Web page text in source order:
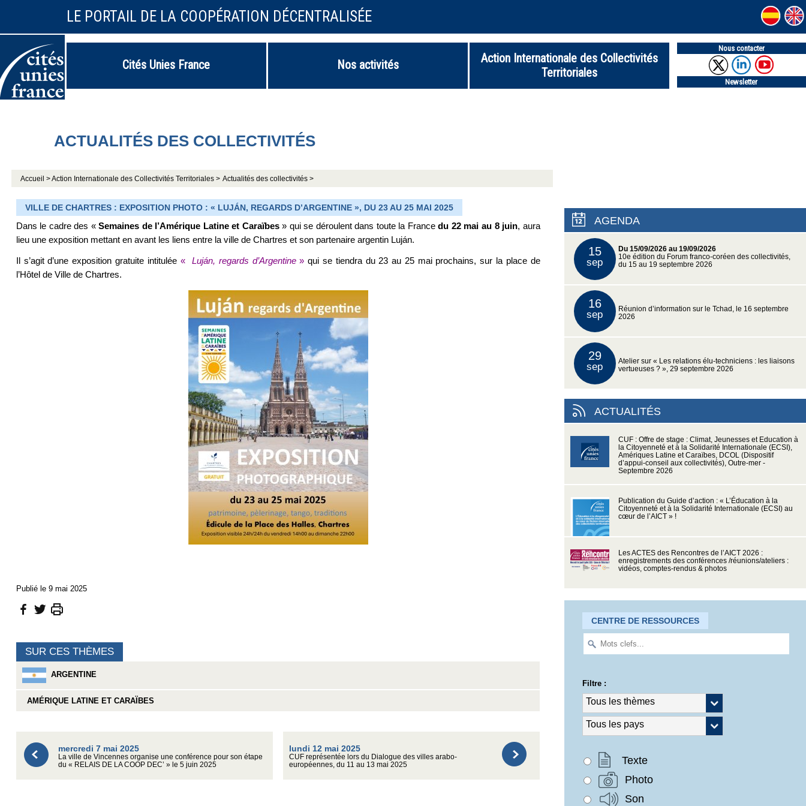
LE PORTAIL DE LA COOPÉRATION DÉCENTRALISÉE
Cités Unies France Nos activités
Action Internationale des Collectivités
Territoriales
Nous contacter
Newsletter
ACTUALITÉS DES COLLECTIVITÉS
Accueil >Action Internationale des Collectivités Territoriales > Actualités des collectivités >
VILLE DE CHARTRES : EXPOSITION PHOTO : « LUJÁN, REGARDS D’ARGENTINE », DU 23 AU 25 MAI 2025
Dans le cadre des «Semaines de l’Amérique Latine et Caraïbes» qui se déroulent dans toute la Francedu 22 mai au 8 juin, aura
lieu une exposition mettant en avant les liens entre la ville de Chartres et son partenaire argentin Luján.
Il s’agit d’une exposition gratuite intitulée « Luján, regards d’Argentine» qui se tiendra du 23 au 25 mai prochains, sur la place de
l’Hôtel de Ville de Chartres.
Publié le 9 mai 2025
SUR CES THÈMES
ARGENTINE
AMÉRIQUE LATINE ET CARAÏBES
mercredi 7 mai 2025
La ville de Vincennes organise une conférence pour son étape
du « RELAIS DE LA COOP DEC’ » le 5 juin 2025
lundi 12 mai 2025
CUF représentée lors du Dialogue des villes arabo-
européennes, du 11 au 13 mai 2025
AGENDA
15
sep
Du 15/09/2026 au 19/09/2026
10e édition du Forum franco-coréen des collectivités,
du 15 au 19 septembre 2026
16
sep
Réunion d’information sur le Tchad, le 16 septembre
2026
29
sep
Atelier sur « Les relations élu-techniciens : les liaisons
vertueuses ? », 29 septembre 2026
ACTUALITÉS
CUF : Offre de stage : Climat, Jeunesses et Education à
la Citoyenneté et à la Solidarité Internationale (ECSI),
Amériques Latine et Caraïbes, DCOL (Dispositif
d’appui-conseil aux collectivités), Outre-mer -
Septembre 2026
Publication du Guide d’action : « L’Éducation à la
Citoyenneté et à la Solidarité Internationale (ECSI) au
cœur de l’AICT » !
Les ACTES des Rencontres de l’AICT 2026 :
enregistrements des conférences /réunions/ateliers :
vidéos, comptes-rendus & photos
CENTRE DE RESSOURCES
Filtre :
Texte
Photo
Son